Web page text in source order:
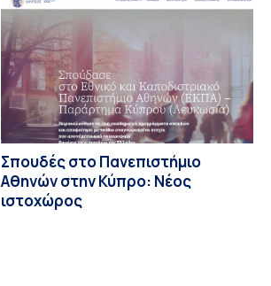
Σπουδές στο Πανεπιστήμιο
Αθηνών στην Κύπρο: Νέος
ιστοχώρος